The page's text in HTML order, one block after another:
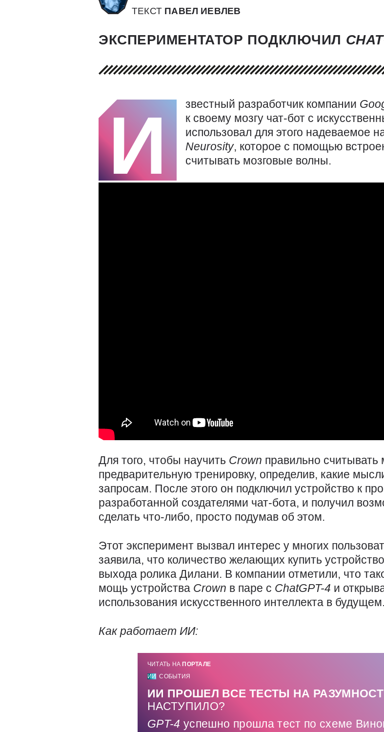
ТЕКСТ ПАВЕЛ ИЕВЛЕВ
ЭКСПЕРИМЕНТАТОР ПОДКЛЮЧИЛ
И звестный разработчик компании
к своему мозгу чат-бот с
использовал для этого надеваемое
Neurosity, которое с помощью
считывать мозговые волны.
Для того, чтобы научить Crown правильно
предварительную тренировку, определив, какие
запросам. После этого он подключил устройство к
разработанной создателями чат-бота, и получил
сделать что-либо, просто подумав об этом.
Этот эксперимент вызвал интерес у многих
заявила, что количество желающих купить устройство
выхода ролика Дилани. В компании отметили, что
мощь устройства Crown в паре с ChatGPT-4 и
использования искусственного интеллекта в будущем.
Как работает ИИ:
ЧИТАТЬ НА ПОРТАЛЕ
ИИ
СОБЫТИЯ
ИИ ПРОШЕЛ ВСЕ ТЕСТЫ НА
НАСТУПИЛО?
GPT-4успешно прошла тест по схеме